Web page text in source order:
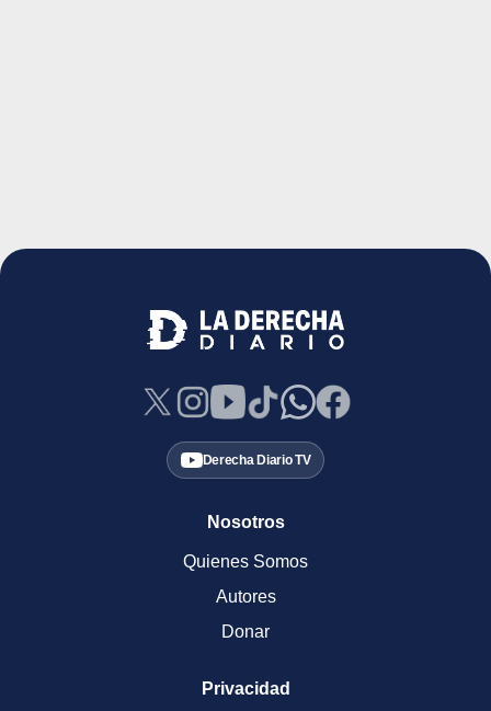
Derecha Diario TV
Nosotros
Quienes Somos
Autores
Donar
Privacidad